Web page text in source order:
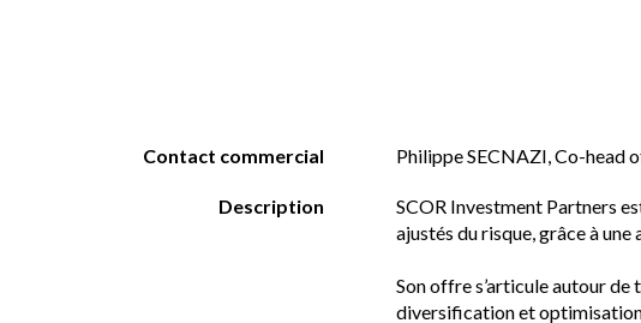
Contact commercial Philippe SECNAZI, Co-head
Description
SCOR Investment Partners
ajustés du risque, grâce à
Son offre s’articule autour
diversification et